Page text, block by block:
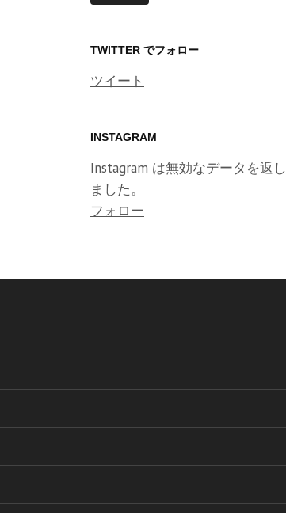
ド
ス
TWITTER でフォロー
ツイート
INSTAGRAM
Instagram は無効なデータを返し
ました。
フォロー